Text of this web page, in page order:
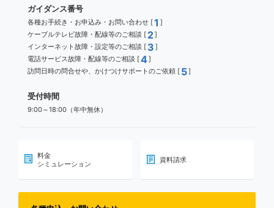
ガイダンス番号
各種お手続き・お申込み・お問い合わせ [1 ]
ケーブルテレビ故障・配線等のご相談 [ 2]
インターネット故障・設定等のご相談 [ 3 ]
電話サービス故障・配線等のご相談 [4]
訪問日時の問合せや、かけつけサポートのご依頼 [ 5]
受付時間
9:00～18:00（年中無休）
料金
シミュレーション
資料請求